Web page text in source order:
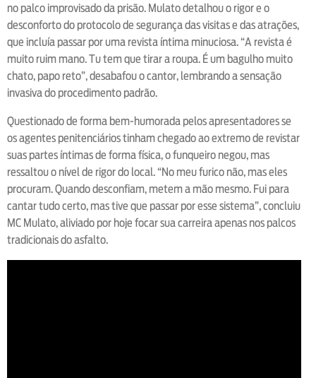
no palco improvisado da prisão. Mulato detalhou o rigor e o
desconforto do protocolo de segurança das visitas e das atrações,
que incluía passar por uma revista íntima minuciosa. “A revista é
muito ruim mano. Tu tem que tirar a roupa. É um bagulho muito
chato, papo reto”, desabafou o cantor, lembrando a sensação
invasiva do procedimento padrão.
Questionado de forma bem-humorada pelos apresentadores se
os agentes penitenciários tinham chegado ao extremo de revistar
suas partes íntimas de forma física, o funqueiro negou, mas
ressaltou o nível de rigor do local. “No meu furico não, mas eles
procuram. Quando desconfiam, metem a mão mesmo. Fui para
cantar tudo certo, mas tive que passar por esse sistema”, concluiu
MC Mulato, aliviado por hoje focar sua carreira apenas nos palcos
tradicionais do asfalto.